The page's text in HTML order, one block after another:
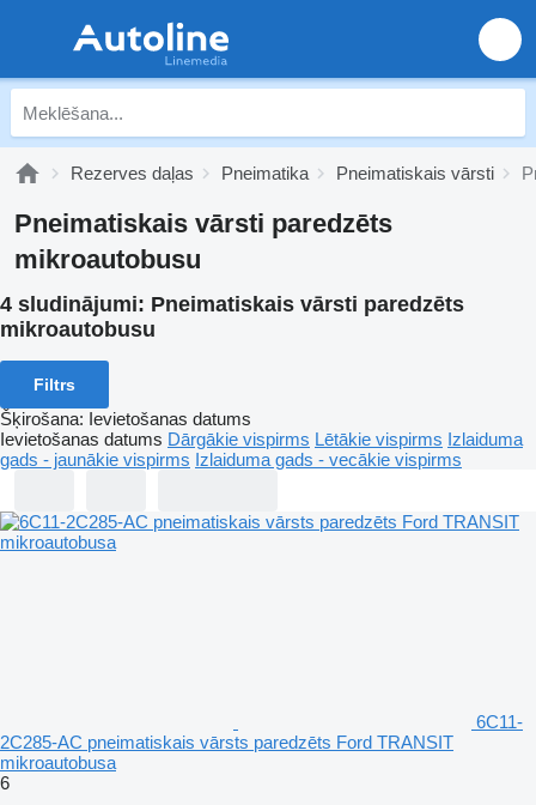
Rezerves daļas Pneimatika Pneimatiskais vārsti
Pneimatiskais vārsti paredzēts
mikroautobusu
4 sludinājumi: Pneimatiskais vārsti paredzēts
mikroautobusu
Filtrs
Šķirošana: Ievietošanas datums
Ievietošanas datums Dārgākie vispirms Lētākie vispirms Izlaiduma
gads - jaunākie vispirms Izlaiduma gads - vecākie vispirms
6C11-
2C285-AC pneimatiskais vārsts paredzēts Ford TRANSIT
mikroautobusa
6